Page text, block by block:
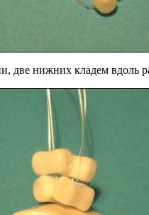
две нижних кладем вдоль